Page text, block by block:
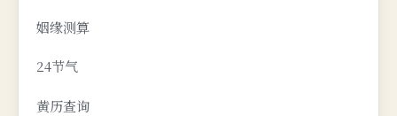
姻缘测算
24节气
黄历查询